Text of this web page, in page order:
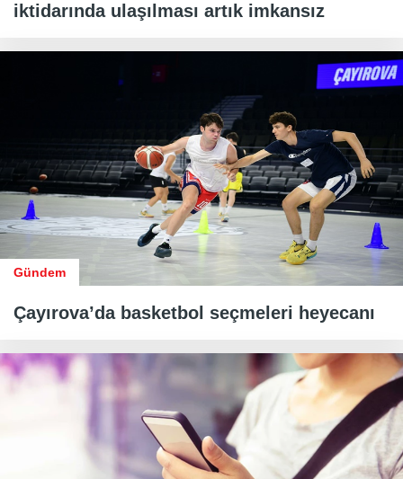
iktidarında ulaşılması artık imkansız
Gündem
Çayırova’da basketbol seçmeleri heyecanı